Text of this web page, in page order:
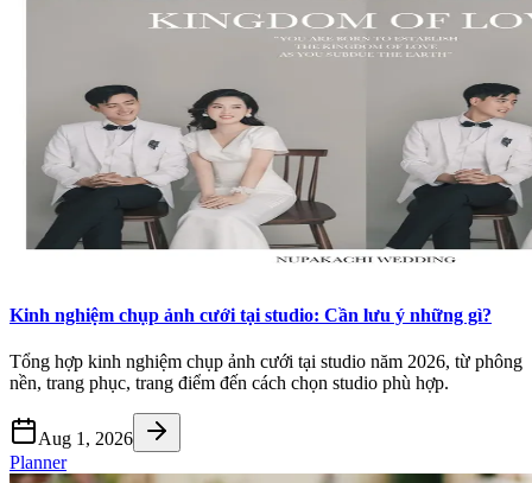
Kinh nghiệm chụp ảnh cưới tại studio: Cần lưu ý những gì?
Tổng hợp kinh nghiệm chụp ảnh cưới tại studio năm 2026, từ phông
nền, trang phục, trang điểm đến cách chọn studio phù hợp.
Aug 1, 2026
Planner